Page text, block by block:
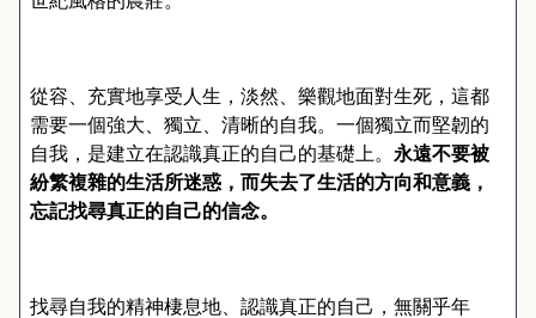
從容、充實地享受人生，淡然、樂觀地面對生死，這都
需要一個強大、獨立、清晰的自我。一個獨立而堅韌的
自我，是建立在認識真正的自己的基礎上。 永遠不要被
紛繁複雜的生活所迷惑，而失去了生活的方向和意義，
忘記找尋真正的自己的信念。
找尋自我的精神棲息地、認識真正的自己，無關乎年